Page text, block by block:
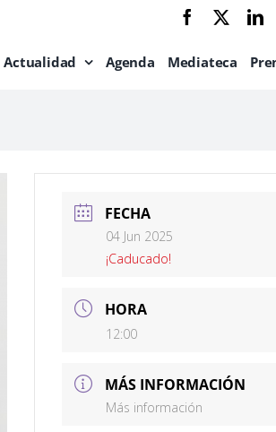
Facebook
Actualidad Agenda Mediateca
FECHA
04 Jun 2025
¡Caducado!
HORA
12:00
MÁS INFORMACIÓN
Más información